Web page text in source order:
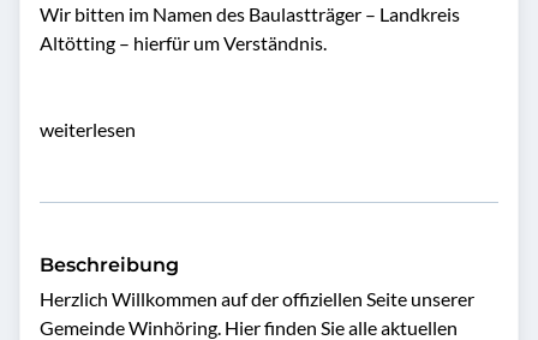
Wir bitten im Namen des Baulastträger – Landkreis
Altötting – hierfür um Verständnis.
weiterlesen
Beschreibung
Herzlich Willkommen auf der offiziellen Seite unserer
Gemeinde Winhöring. Hier finden Sie alle aktuellen